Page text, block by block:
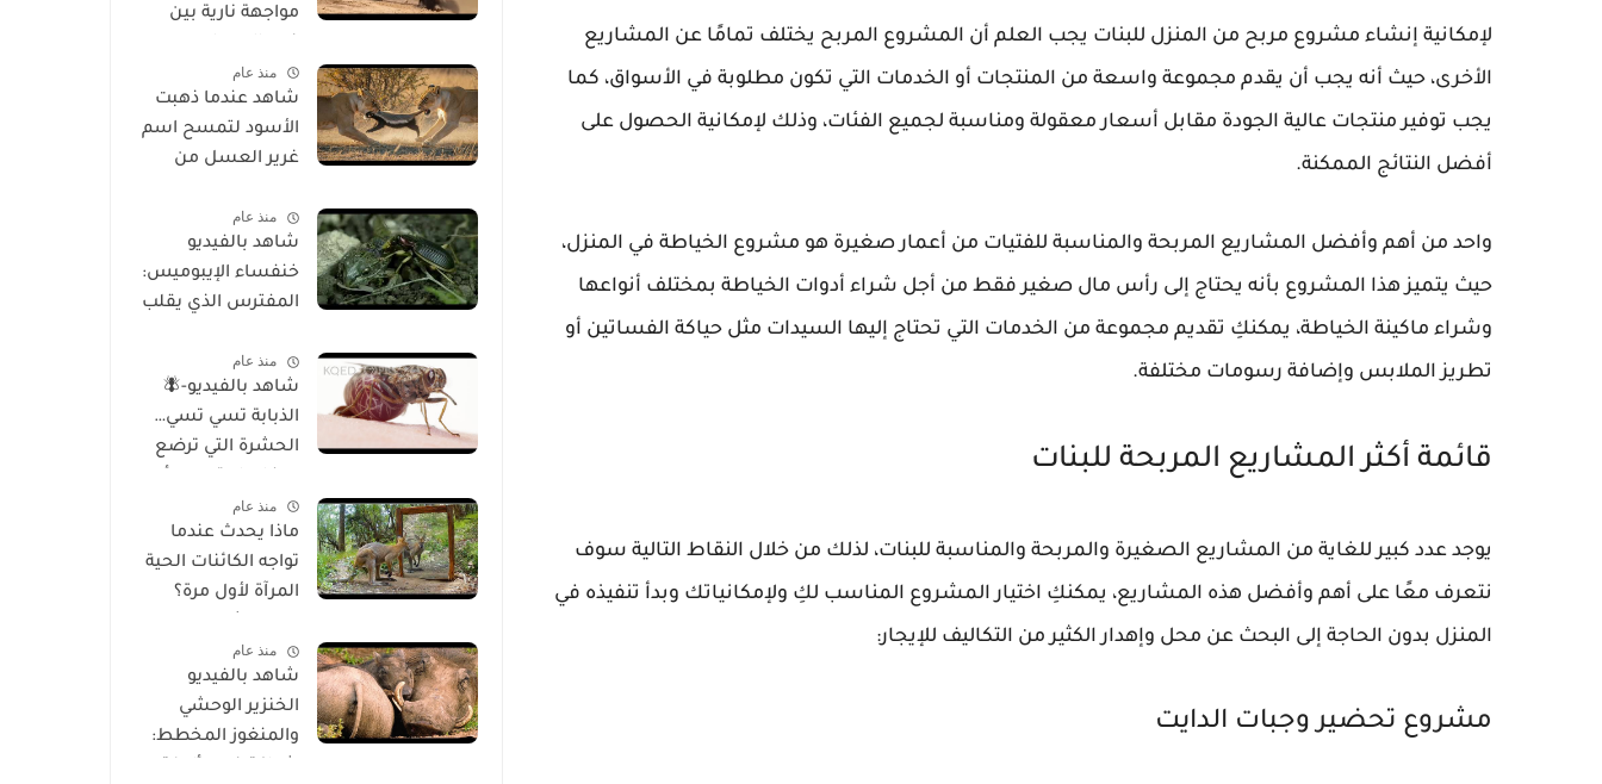
لإمكانية إنشاء مشروع مربح من المنزل للبنات يجب العلم أن المشروع المربح يختلف تمامًا عن المشاريع
الأخرى، حيث أنه يجب أن يقدم مجموعة واسعة من المنتجات أو الخدمات التي تكون مطلوبة في الأسواق، كما
يجب توفير منتجات عالية الجودة مقابل أسعار معقولة ومناسبة لجميع الفئات، وذلك لإمكانية الحصول على
أفضل النتائج الممكنة.
واحد من أهم وأفضل المشاريع المربحة والمناسبة للفتيات من أعمار صغيرة هو مشروع الخياطة في المنزل،
حيث يتميز هذا المشروع بأنه يحتاج إلى رأس مال صغير فقط من أجل شراء أدوات الخياطة بمختلف أنواعها
وشراء ماكينة الخياطة، يمكنكِ تقديم مجموعة من الخدمات التي تحتاج إليها السيدات مثل حياكة الفساتين أو
تطريز الملابس وإضافة رسومات مختلفة.
قائمة أكثر المشاريع المربحة للبنات
يوجد عدد كبير للغاية من المشاريع الصغيرة والمربحة والمناسبة للبنات، لذلك من خلال النقاط التالية سوف
نتعرف معًا على أهم وأفضل هذه المشاريع، يمكنكِ اختيار المشروع المناسب لكِ ولإمكانياتك وبدأ تنفيذه في
المنزل بدون الحاجة إلى البحث عن محل وإهدار الكثير من التكاليف للإيجار:
مشروع تحضير وجبات الدايت
مواجهة نارية بين
وتمساح شرس
منذ عام
شاهد عندما ذهبت
الأسود لتمسح اسم
غرير العسل من
منذ عام
شاهد بالفيديو
خنفساء الإيبوميس:
المفترس الذي يقلب
منذ عام
شاهد بالفيديو-🪰
الذبابة تسي تسي…
الحشرة التي ترضع
أخطر الأمراض في
إفريقيا!
منذ عام
ماذا يحدث عندما
تواجه الكائنات الحية
المرآة لأول مرة؟
للسلوك والوعي
الذاتي
منذ عام
شاهد بالفيديو
الخنزير الوحشي
والمنغوز المخطط: